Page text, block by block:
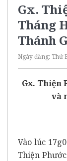
Gx.
Tháng
Thánh
Ngày đăng: Thứ
Gx. Thiện
và
Vào lúc
Thiện